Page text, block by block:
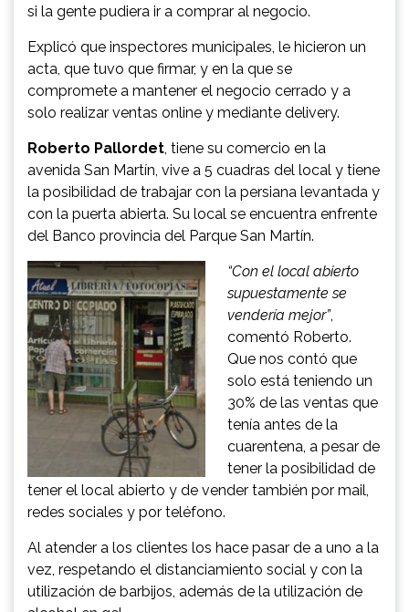
si la gente pudiera ir a comprar al negocio.
Explicó que inspectores municipales, le hicieron un
acta, que tuvo que firmar, y en la que se
compromete a mantener el negocio cerrado y a
solo realizar ventas online y mediante delivery.
Roberto Pallordet, tiene su comercio en la
avenida San Martín, vive a 5 cuadras del local y tiene
la posibilidad de trabajar con la persiana levantada y
con la puerta abierta. Su local se encuentra enfrente
del Banco provincia del Parque San Martín.
“Con el local abierto
supuestamente se
vendería mejor”,
comentó Roberto.
Que nos contó que
solo está teniendo un
30% de las ventas que
tenía antes de la
cuarentena, a pesar de
tener la posibilidad de
tener el local abierto y de vender también por mail,
redes sociales y por teléfono.
Al atender a los clientes los hace pasar de a uno a la
vez, respetando el distanciamiento social y con la
utilización de barbijos, además de la utilización de